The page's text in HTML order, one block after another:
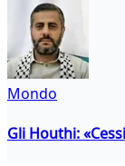
Mondo
Gli Houthi: